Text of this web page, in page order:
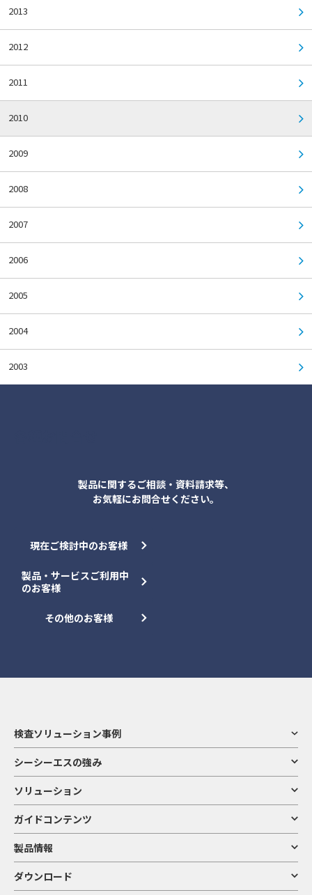
2013
2012
2011
2010
2009
2008
2007
2006
2005
2004
2003
製品に関するご相談・資料請求等、
お気軽にお問合せください。
現在ご検討中のお客様
製品・サービスご利用中
のお客様
その他のお客様
検査ソリューション事例
シーシーエスの強み
ソリューション
ガイドコンテンツ
製品情報
ダウンロード